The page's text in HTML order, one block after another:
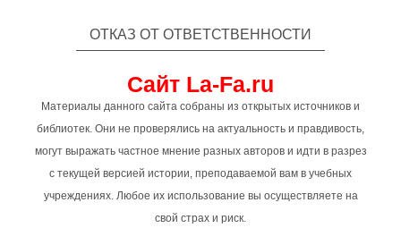
ОТКАЗ ОТ ОТВЕТСТВЕННОСТИ
Сайт La-Fa.ru
Материалы данного сайта собраны из открытых источников и
библиотек. Они не проверялись на актуальность и правдивость,
могут выражать частное мнение разных авторов и идти в разрез
с текущей версией истории, преподаваемой вам в учебных
учреждениях. Любое их использование вы осуществляете на
свой страх и риск.